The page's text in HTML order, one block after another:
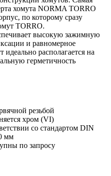
хомута NORMA TORRO
по которому сразу
TORRO.
высокую зажимную
и равномерное
располагается на
герметичность
резьбой
хром (VI)
со стандартом DIN
мм
по запросу